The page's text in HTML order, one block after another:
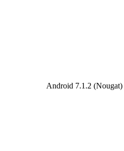
Android 7.1.2 (Nougat)